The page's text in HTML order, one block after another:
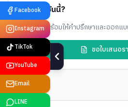
สนใจโซลูชันนี้?
ทีมวิศวกรพร้อมให้คำปรึกษาและออกแ
ขอใบเสนอร
Facebook
Instagram
TikTok
YouTube
Email
LINE